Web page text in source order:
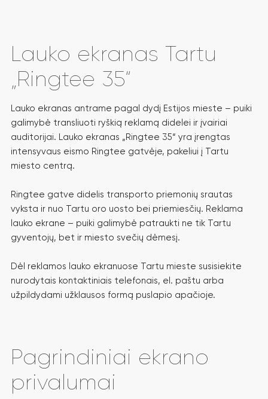
Lauko ekranas Tartu
„Ringtee 35“
Lauko ekranas antrame pagal dydį Estijos mieste – puiki
galimybė transliuoti ryškią reklamą didelei ir įvairiai
auditorijai. Lauko ekranas „Ringtee 35“ yra įrengtas
intensyvaus eismo Ringtee gatvėje, pakeliui į Tartu
miesto centrą.
Ringtee gatve didelis transporto priemonių srautas
vyksta ir nuo Tartu oro uosto bei priemiesčių. Reklama
lauko ekrane – puiki galimybė patraukti ne tik Tartu
gyventojų, bet ir miesto svečių dėmesį.
Dėl reklamos lauko ekranuose Tartu mieste susisiekite
nurodytais kontaktiniais telefonais, el. paštu arba
užpildydami užklausos formą puslapio apačioje.
Pagrindiniai ekrano
privalumai